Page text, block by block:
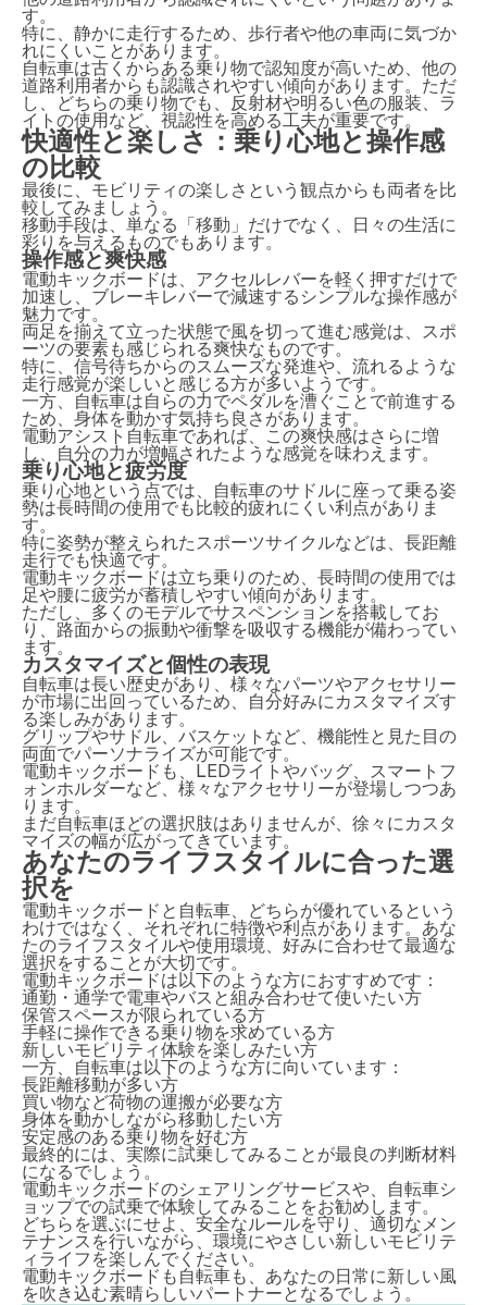
す。
特に、静かに走行するため、歩行者や他の車両に気づか
れにくいことがあります。
自転車は古くからある乗り物で認知度が高いため、他の
道路利用者からも認識されやすい傾向があります。ただ
し、どちらの乗り物でも、反射材や明るい色の服装、ラ
イトの使用など、視認性を高める工夫が重要です。
快適性と楽しさ：乗り心地と操作感
の比較
最後に、モビリティの楽しさという観点からも両者を比
較してみましょう。
移動手段は、単なる「移動」だけでなく、日々の生活に
彩りを与えるものでもあります。
操作感と爽快感
電動キックボードは、アクセルレバーを軽く押すだけで
加速し、ブレーキレバーで減速するシンプルな操作感が
魅力です。
両足を揃えて立った状態で風を切って進む感覚は、スポ
ーツの要素も感じられる爽快なものです。
特に、信号待ちからのスムーズな発進や、流れるような
走行感覚が楽しいと感じる方が多いようです。
一方、自転車は自らの力でペダルを漕ぐことで前進する
ため、身体を動かす気持ち良さがあります。
電動アシスト自転車であれば、この爽快感はさらに増
し、自分の力が増幅されたような感覚を味わえます。
乗り心地と疲労度
乗り心地という点では、自転車のサドルに座って乗る姿
勢は長時間の使用でも比較的疲れにくい利点がありま
す。
特に姿勢が整えられたスポーツサイクルなどは、長距離
走行でも快適です。
電動キックボードは立ち乗りのため、長時間の使用では
足や腰に疲労が蓄積しやすい傾向があります。
ただし、多くのモデルでサスペンションを搭載してお
り、路面からの振動や衝撃を吸収する機能が備わってい
ます。
カスタマイズと個性の表現
自転車は長い歴史があり、様々なパーツやアクセサリー
が市場に出回っているため、自分好みにカスタマイズす
る楽しみがあります。
グリップやサドル、バスケットなど、機能性と見た目の
両面でパーソナライズが可能です。
電動キックボードも、LEDライトやバッグ、スマートフ
ォンホルダーなど、様々なアクセサリーが登場しつつあ
ります。
まだ自転車ほどの選択肢はありませんが、徐々にカスタ
マイズの幅が広がってきています。
あなたのライフスタイルに合った選
択を
電動キックボードと自転車、どちらが優れているという
わけではなく、それぞれに特徴や利点があります。あな
たのライフスタイルや使用環境、好みに合わせて最適な
選択をすることが大切です。
電動キックボードは以下のような方におすすめです：
通勤・通学で電車やバスと組み合わせて使いたい方
保管スペースが限られている方
手軽に操作できる乗り物を求めている方
新しいモビリティ体験を楽しみたい方
一方、自転車は以下のような方に向いています：
長距離移動が多い方
買い物など荷物の運搬が必要な方
身体を動かしながら移動したい方
安定感のある乗り物を好む方
最終的には、実際に試乗してみることが最良の判断材料
になるでしょう。
電動キックボードのシェアリングサービスや、自転車シ
ョップでの試乗で体験してみることをお勧めします。
どちらを選ぶにせよ、安全なルールを守り、適切なメン
テナンスを行いながら、環境にやさしい新しいモビリテ
ィライフを楽しんでください。
電動キックボードも自転車も、あなたの日常に新しい風
を吹き込む素晴らしいパートナーとなるでしょう。